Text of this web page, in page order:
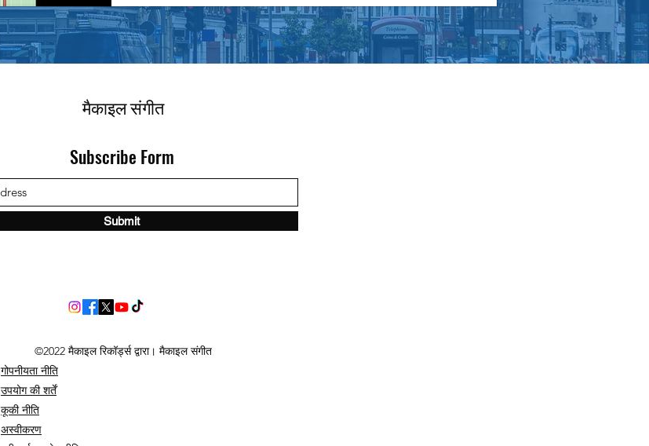
मैकाइल संगीत
Subscribe Form
Submit
©2022 मैकाइल रिकॉर्ड्स द्वारा। मैकाइल संगीत
गोपनीयता नीति
उपयोग की शर्तें
कूकी नीति
अस्वीकरण